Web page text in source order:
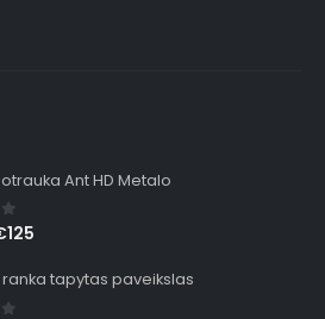
Ant HD Metalo
5
125
ranka tapytas paveikslas